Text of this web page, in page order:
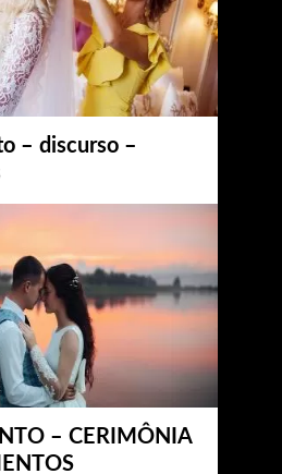
– discurso –
– CERIMÔNIA